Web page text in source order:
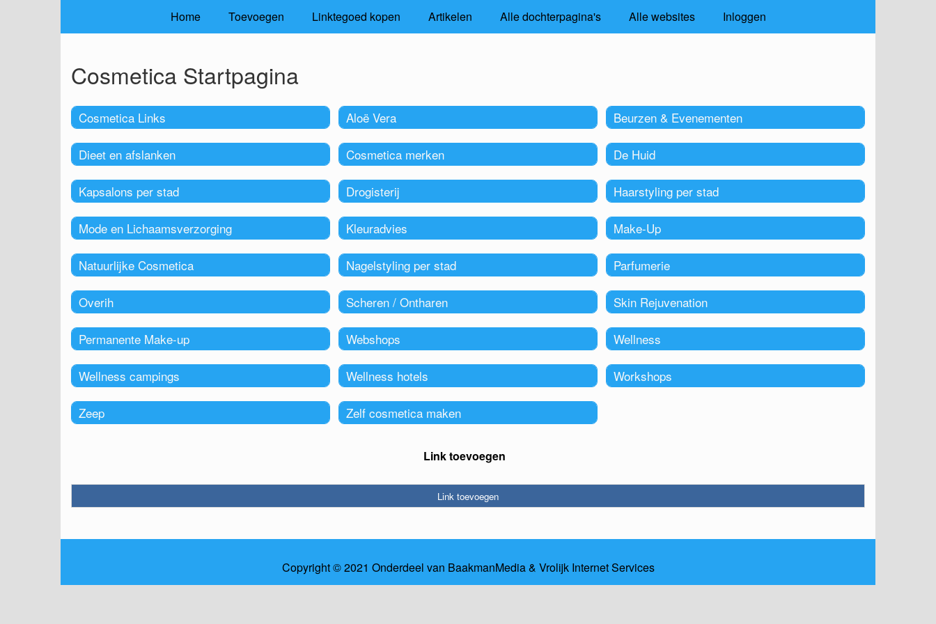
Home Toevoegen Linktegoed kopen Artikelen Alle dochterpagina's Alle websites Inloggen
Cosmetica Startpagina
Cosmetica Links
Dieet en afslanken
Kapsalons per stad
Mode en Lichaamsverzorging
Natuurlijke Cosmetica
Overih
Permanente Make-up
Wellness campings
Zeep
Aloë Vera
Cosmetica merken
Drogisterij
Kleuradvies
Nagelstyling per stad
Scheren / Ontharen
Webshops
Wellness hotels
Zelf cosmetica maken
Beurzen & Evenementen
De Huid
Haarstyling per stad
Make-Up
Parfumerie
Skin Rejuvenation
Wellness
Workshops
Link toevoegen
Link toevoegen
Copyright © 2021 Onderdeel van BaakmanMedia& Vrolijk Internet Services